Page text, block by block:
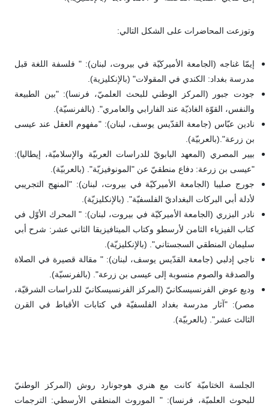
وتوزعت المحاضرات على الشكل التالي:
إيمّا غناجه (الجامعة الأميركيّة في بيروت، لبنان): " فلسفة اللغة قبل
مدرسة بغداد: الكندي في المقولات" (بالإنكليزية).
جودت جبور (المركز الوطني للبحث العلميّ، فرنسا): "بين الطبيعة
والنفس، القوّة الغاذيّة عند الفارابي والعامري". (بالفرنسيّة).
نادين عبّاس (جامعة القدّيس يوسف، لبنان): "مفهوم العقل عند عيسى
بن زرعة".(بالعربيّة).
بيير المصري (المعهد البابويّ للدراسات العربيّة والإسلاميّة، إيطاليا):
"عيسى بن زرعة: دفاع منطقيّ عن "المونوفيزيّة". (بالعربيّة).
جورج صليبا (الجامعة الأميركيّة في بيروت، لبنان): "المنهج التجريبي
لأدلة أبي البركات البغداديّ الفلسفيّة". (بالإنكليزيّة).
نادر البزري (الجامعة الأميركيّة في بيروت، لبنان): " المحرك الأوّل في
كتاب الفيزياء الثامن لأرسطو وكتاب الميتافيزيقا الثاني عشر: شرح أبي
سليمان المنطقي السجستاني". (بالإنكليزيّة).
ناجي إدلبي (جامعة القدّيس يوسف، لبنان): " مقالة قصيرة في الصلاة
والصدقة والصوم منسوبة إلى عيسى بن زرعة". (بالفرنسيّة).
وديع عوض الفرنسيسكانيّ (المركز الفرنسيسكانيّ للدراسات الشرقيّة،
مصر): "آثار مدرسة بغداد الفلسفيّة في كتابات الأقباط في القرن
الثالث عشر". (بالعربيّة).
الجلسة الختاميّة كانت مع هنري هوجونارد روش (المركز الوطنيّ
للبحوث العلميّة، فرنسا): " الموروث المنطقي الأرسطي: الترجمات